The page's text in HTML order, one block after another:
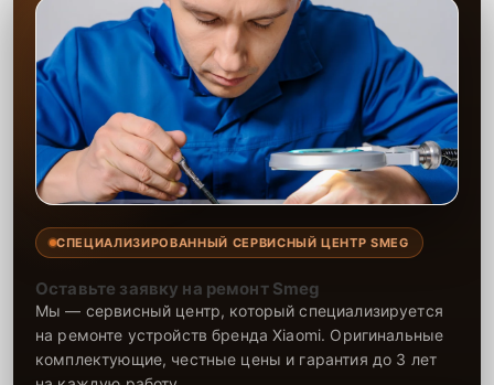
СПЕЦИАЛИЗИРОВАННЫЙ СЕРВИСНЫЙ ЦЕНТР SMEG
Оставьте заявку на ремонт Smeg
Мы — сервисный центр, который специализируется
на ремонте устройств бренда Xiaomi. Оригинальные
комплектующие, честные цены и гарантия до 3 лет